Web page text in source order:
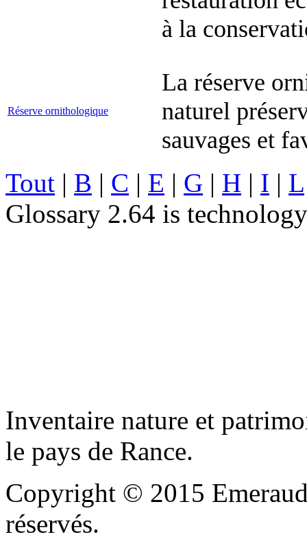
à la
Réserve ornithologique
La réserve
naturel
sauvages et
Tout | B | C | E | G | H | I | L
Glossary 2.64 is
Inventaire nature et
le pays de Rance.
Copyright © 2015
réservés.